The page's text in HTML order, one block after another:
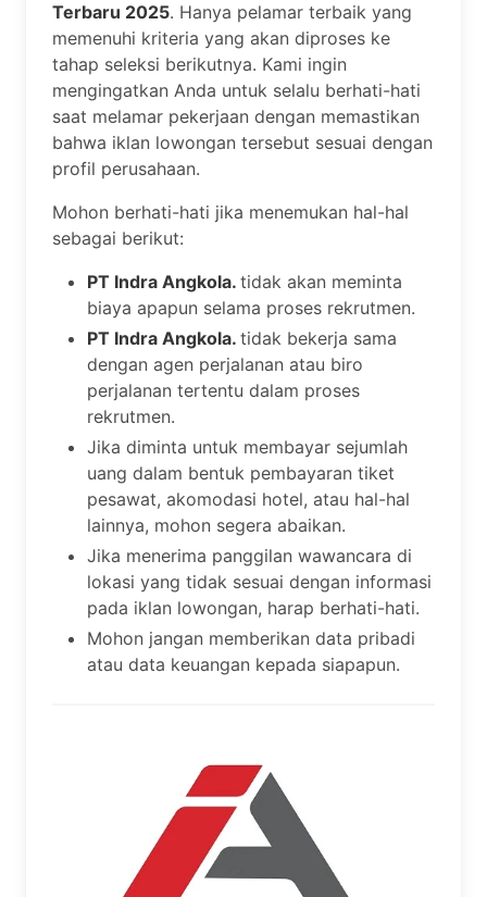
Terbaru 2025. Hanya pelamar terbaik yang
memenuhi kriteria yang akan diproses ke
tahap seleksi berikutnya. Kami ingin
mengingatkan Anda untuk selalu berhati-hati
saat melamar pekerjaan dengan memastikan
bahwa iklan lowongan tersebut sesuai dengan
profil perusahaan.
Mohon berhati-hati jika menemukan hal-hal
sebagai berikut:
PT Indra Angkola. tidak akan meminta
biaya apapun selama proses rekrutmen.
PT Indra Angkola. tidak bekerja sama
dengan agen perjalanan atau biro
perjalanan tertentu dalam proses
rekrutmen.
Jika diminta untuk membayar sejumlah
uang dalam bentuk pembayaran tiket
pesawat, akomodasi hotel, atau hal-hal
lainnya, mohon segera abaikan.
Jika menerima panggilan wawancara di
lokasi yang tidak sesuai dengan informasi
pada iklan lowongan, harap berhati-hati.
Mohon jangan memberikan data pribadi
atau data keuangan kepada siapapun.